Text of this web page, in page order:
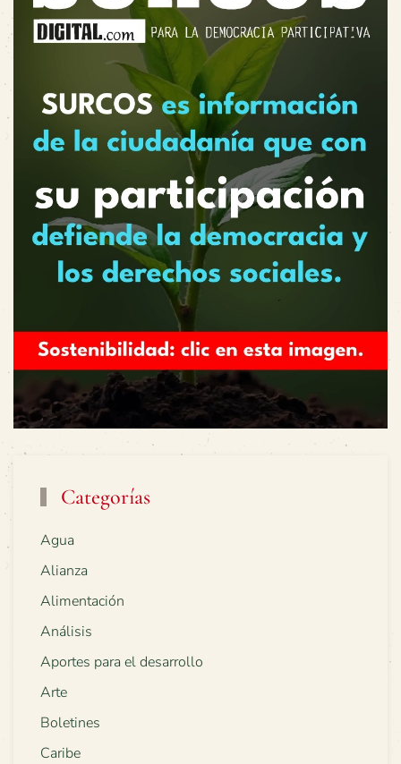
Categorías
Agua
Alianza
Alimentación
Análisis
Aportes para el desarrollo
Arte
Boletines
Caribe